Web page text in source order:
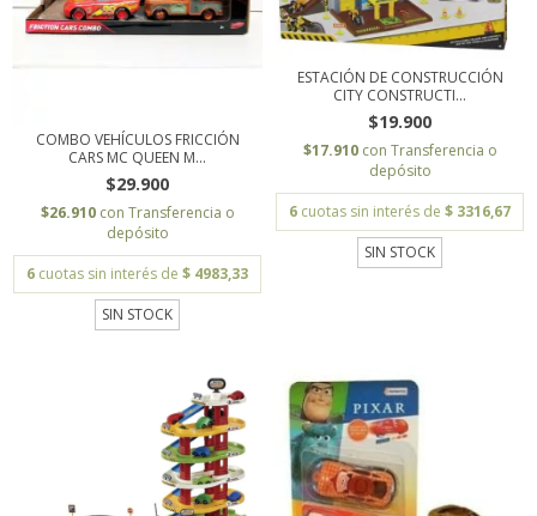
COMBO VEHÍCULOS FRICCIÓN
CARS MC QUEEN M...
$29.900
$26.910 con Transferencia o
depósito
6 cuotas sin interés de $ 4983,33
SIN STOCK
ESTACIÓN DE CONSTRUCCIÓN
CITY CONSTRUCTI...
$19.900
$17.910 con Transferencia o
depósito
6 cuotas sin interés de $ 3316,67
SIN STOCK